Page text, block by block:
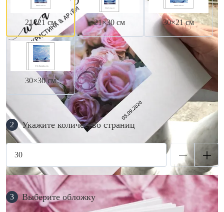
21×21 см 21×30 см 30×21 см
30×30 см
2 Укажите количество страниц
3 Выберите обложку